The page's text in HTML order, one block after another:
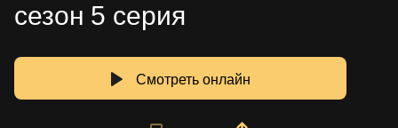
сезон 5 серия
Смотреть онлайн